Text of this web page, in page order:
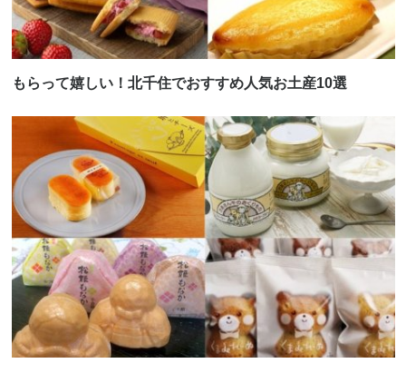
もらって嬉しい！北千住でおすすめ人気お土産10選